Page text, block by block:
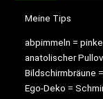
Meine Tips
abpimmeln =
anatolischer
Bildschirmbräune
Ego-Deko =